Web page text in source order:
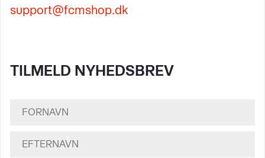
support@fcmshop.dk
TILMELD NYHEDSBREV